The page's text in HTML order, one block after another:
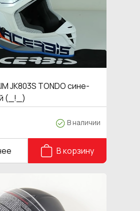
JK803S TONDO сине-
(_!_)
В наличии
В корзину